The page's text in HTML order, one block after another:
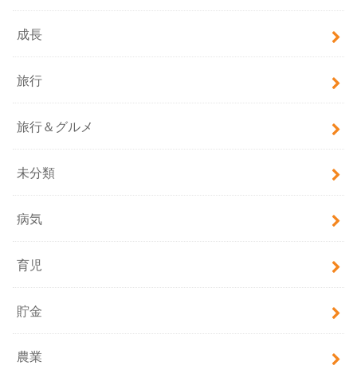
成長
旅行
旅行＆グルメ
未分類
病気
育児
貯金
農業